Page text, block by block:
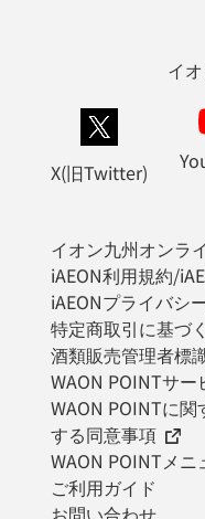
イ
X(旧Twitter)
イオン九州オンラ
iAEON利用規約/
iAEONプライバシ
特定商取引に基づ
酒類販売管理者標
WAON POINTサー
WAON POINTに
する同意事項
WAON POINTメニ
ご利用ガイド